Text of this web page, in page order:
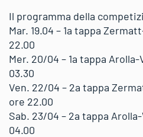
Il programma della
Mar. 19.04 – 1a tappa
22.00
Mer. 20/04 – 1a tappa
03.30
Ven. 22/04 – 2a tappa
ore 22.00
Sab. 23/04 – 2a tappa
04.00